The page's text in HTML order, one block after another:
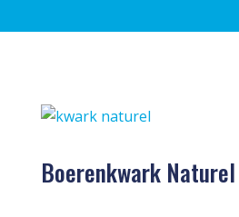
Boerenkwark